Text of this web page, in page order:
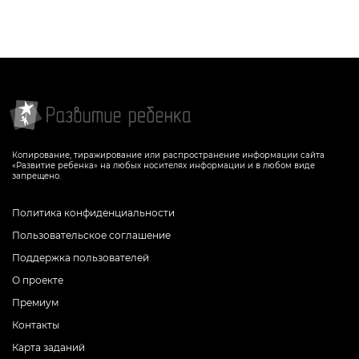
Копирование, тиражирование или распространение информации сайта
«Развитие ребенка» на любых носителях информации и в любом виде
запрещено.
Политика конфиденциальности
Пользовательское соглашение
Поддержка пользователей
О проекте
Премиум
Контакты
Карта заданий